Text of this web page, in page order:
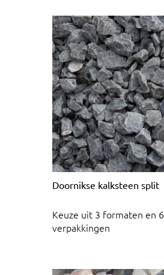
Doornikse kalksteen split
Keuze uit 3 formaten en 6
verpakkingen